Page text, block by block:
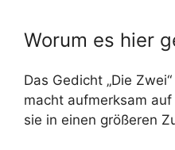
Worum es hier
Das Gedicht „Die
macht aufmerksam
sie in einen größeren